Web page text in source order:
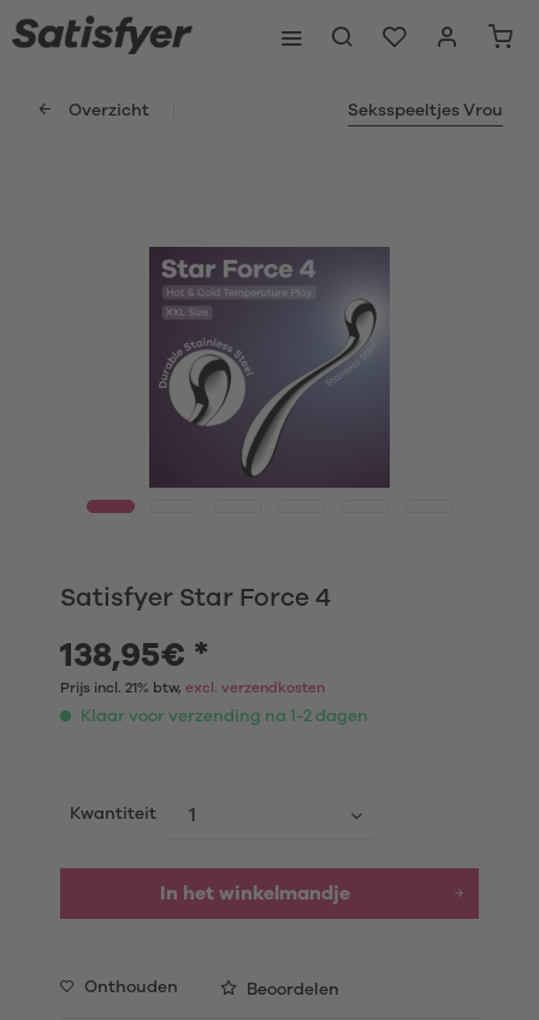
Overzicht Seksspeeltjes Vrou
Satisfyer Star Force 4
138,95€ *
Prijs incl. 21% btw, excl. verzendkosten
Klaar voor verzending na 1-2 dagen
Kwantiteit
In het winkelmandje
Onthouden Beoordelen